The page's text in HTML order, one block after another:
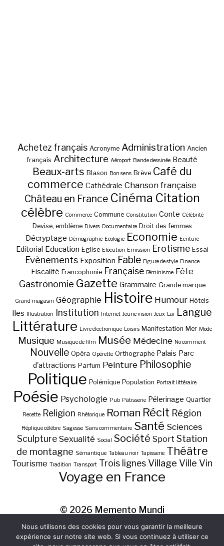
Achetez français Acronyme Administration Ancien
français Architecture Aéroport Bande dessinée Beauté
Beaux-arts Blason Bon sens Brève Café du
commerce Cathédrale Chanson française
Château en France Cinéma Citation
célèbre Commerce Commune Constitution Conte Célébrité
Devise, emblème Divers Documentaire Droit des femmes
Décryptage Démographie Ecologie Economie Ecriture
Editorial Education Eglise Elocution Emission Erotisme Essai
Evènements Exposition Fable Figure de style Finance
Fiscalité Francophonie Française Féminisme Fête
Gastronomie Gazette Grammaire Grande marque
Grand magasin Géographie Histoire Humour Hôtels
Iles Illustration Institution Internet Jeune vision Jeux Lai Langue
Littérature Livre électronique Loisirs Manifestation Mer Mode
Musique Musique de film Musée Médecine No comment
Nouvelle Opéra Opérette Orthographe Palais Parc
d'attractions Parfum Peinture Philosophie
Politique Polémique Population Portrait littéraire
Poésie Psychologie Pub Pâtisserie Pélerinage Quartier
Recette Religion Rhétorique Roman Récit Région
Réplique célèbre Sagesse Sans commentaire Santé Sciences
Sculpture Sexualité Social Société Sport Station
de montagne Sémantique Tableau noir Tapisserie Théâtre
Tourisme Tradition Transport Trois lignes Village Ville Vin
Voyage en France
© 2026 Memento Mundi
Nous utilisons des cookies pour vous garantir la meilleure
expérience sur notre site web. Si vous continuez à utiliser ce